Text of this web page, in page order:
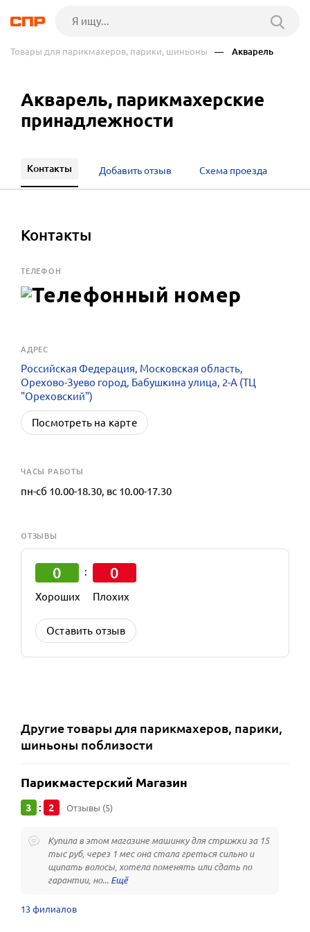
Товары для парикмахеров, парики, шиньоны — Акварель
Акварель, парикмахерские
принадлежности
Контакты Добавить отзыв Схема проезда
Контакты
ТЕЛЕФОН
АДРЕС
Российская Федерация, Московская область,
Орехово-Зуево город, Бабушкина улица, 2-А (ТЦ
"Ореховский")
Посмотреть на карте
ЧАСЫ РАБОТЫ
пн-сб 10.00-18.30, вс 10.00-17.30
ОТЗЫВЫ
0
Хороших
: 0
Плохих
Оставить отзыв
Другиетовары для парикмахеров, парики,
шиньоны поблизости
Парикмастерский Магазин
3 : 2 Отзывы (5)
Купила в этом магазине машинку для стрижки за 15
тыс руб, через 1 мес она стала греться сильно и
щипать волосы, хотела поменять или сдать по
гарантии, но...
13 филиалов